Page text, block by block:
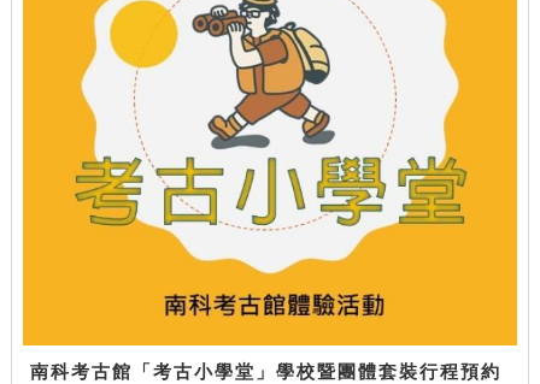
南科考古館「考古小學堂」學校暨團體套裝行程預約